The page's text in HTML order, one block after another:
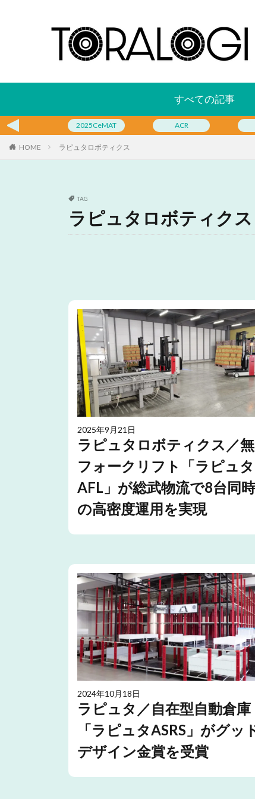
すべての記事
2025CeMAT ACR
HOME ラピュタロボティクス
TAG
ラピュタロボティクス
2025年9月21日
ラピュタロボティクス／
フォークリフト「ラピュタ
AFL」が総武物流で8台同
の高密度運用を実現
2024年10月18日
ラピュタ／自在型自動倉庫
「ラピュタASRS」がグッ
デザイン金賞を受賞